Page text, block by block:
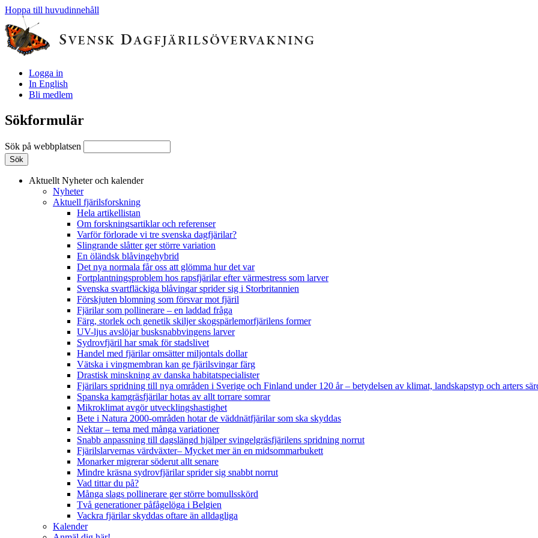
Hoppa till huvudinnehåll
Logga in
In English
Bli medlem
Sökformulär
Sök på webbplatsen
Aktuellt Nyheter och kalender
Nyheter
Aktuell fjärilsforskning
Hela artikellistan
Om forskningsartiklar och referenser
Varför förlorade vi tre svenska dagfjärilar?
Slingrande slåtter ger större variation
En öländsk blåvingehybrid
Det nya normala får oss att glömma hur det var
Fortplantningsproblem hos rapsfjärilar efter värmestress som larver
Svenska svartfläckiga blåvingar sprider sig i Storbritannien
Förskjuten blomning som försvar mot fjäril
Fjärilar som pollinerare – en laddad fråga
Färg, storlek och genetik skiljer skogspärlemorfjärilens former
UV-ljus avslöjar busksnabbvingens larver
Sydrovfjäril har smak för stadslivet
Handel med fjärilar omsätter miljontals dollar
Vätska i vingmembran kan ge fjärilsvingar färg
Drastisk minskning av danska habitatspecialister
Fjärilars spridning till nya områden i Sverige och Finland under 120 år– betydelsen av klimat, landskapstyp och arters
Spanska kamgräsfjärilar hotas av allt torrare somrar
Mikroklimat avgör utvecklingshastighet
Bete i Natura 2000-områden hotar de väddnätfjärilar som ska skyddas
Nektar – tema med många variationer
Snabb anpassning till dagslängd hjälper svingelgräsfjärilens spridning norrut
Fjärilslarvernas värdväxter– Mycket mer än en midsommarbukett
Monarker migrerar söderut allt senare
Mindre kräsna sydrovfjärilar sprider sig snabbt norrut
Vad tittar du på?
Många slags pollinerare ger större bomullsskörd
Två generationer påfågelöga i Belgien
Vackra fjärilar skyddas oftare än alldagliga
Kalender